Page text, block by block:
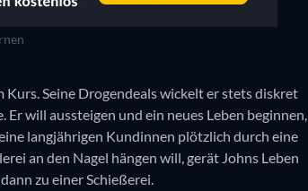
Kurs. Seine Drogendeals wickelt er stets diskret
will aussteigen und ein neues Leben beginnen,
langjährigen Kundinnen plötzlich durch eine
an den Nagel hängen will, gerät Johns Leben
zu einer Schießerei.